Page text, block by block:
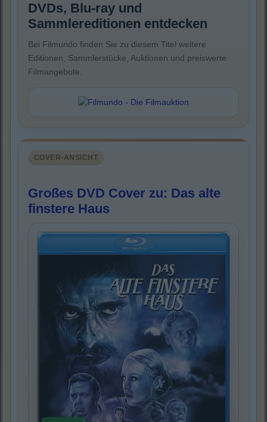
DVDs, Blu-ray und
Sammlereditionen entdecken
Bei Filmundo finden Sie zu diesem Titel weitere
Editionen, Sammlerstücke, Auktionen und preiswerte
Filmangebote.
COVER-ANSICHT
Großes DVD Cover zu: Das alte
finstere Haus